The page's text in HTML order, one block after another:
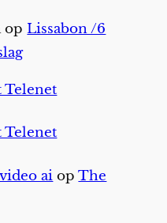
opLissabon /6
Telenet
Telenet
ai opThe